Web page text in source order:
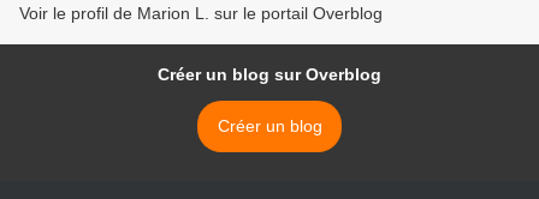
Voir le profil de Marion L. sur le portail Overblog
Créer un blog sur Overblog
Créer un blog